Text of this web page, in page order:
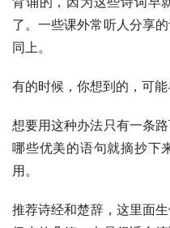
了。一些课外常听人分享
同上。
有的时候，你想到的，可能
想要用这种办法只有一条
哪些优美的语句就摘抄下
用。
推荐诗经和楚辞，这里面